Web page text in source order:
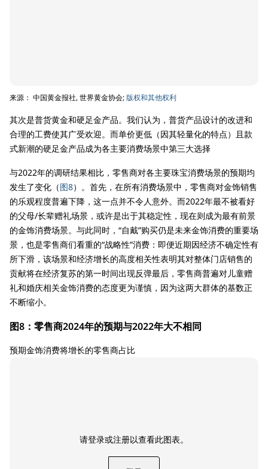
来源： 中国黄金报社, 世界黄金协会;版权和其他权利
其次是普货黄金和硬足金产品。我们认为，普货产品设计的改进和
合理的工费使其广受欢迎。而单价更低（因其轻量化的特点）且款
式新潮的硬足金产品成为各主要消费场景中第三大选择
与2022年的调研结果相比，零售商对各主要珠宝消费场景的预期均
发生了变化（图8）。首先，在所有消费场景中，零售商对金饰销售
的乐观程度普遍下降，这一点并不令人意外。而2022年最不被看好
的父母/长辈赠礼场景，或许是出于其稳定性，现在则成为最有前景
的金饰消费场景。与此同时，“自戴”购买仍是未来金饰消费的重要场
景，也是零售商们看重的“战略性”消费：即便近期因经济不确定性有
所下滑，该场景和经济增长的高度相关性表明其对整体门店销售的
贡献将在经济复苏的第一时间出现反弹最后，零售商普遍对儿童赠
礼和婚庆相关金饰消费的态度更为谨慎，因为这两大群体的基数正
不断缩小。
图8：零售商2024年的预期与2022年大不相同
预期金饰消费将增长的零售商占比
请登录或注册以查看此图表。